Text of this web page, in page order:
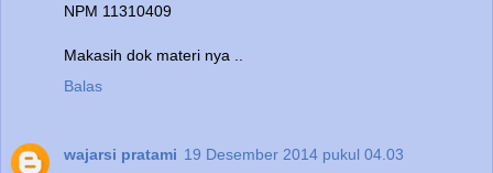
NPM 11310409
Makasih dok materi nya ..
Balas
wajarsi pratami 19 Desember 2014 pukul 04.03